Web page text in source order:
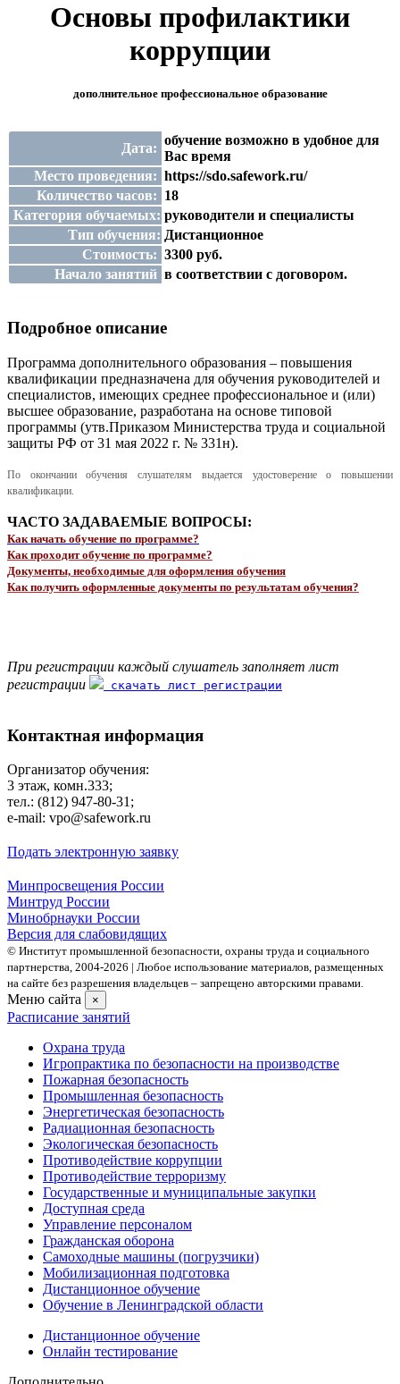
Основы профилактики
коррупции
дополнительное профессиональное образование
Дата:
обучение возможно в удобное для
Вас время
Место проведения: https://sdo.safework.ru/
Количество часов: 18
Категория обучаемых: руководители и специалисты
Тип обучения: Дистанционное
Стоимость: 3300 руб.
Начало занятий в соответствии с договором.
Подробное описание
Программа дополнительного образования – повышения
квалификации предназначена для обучения руководителей и
специалистов, имеющих среднее профессиональное и (или)
высшее образование, разработана на основе типовой
программы (утв.Приказом Министерства труда и социальной
защиты РФ от 31 мая 2022 г. № 331н).
По окончании обучения слушателям выдается удостоверение о повышении
квалификации.
ЧАСТО ЗАДАВАЕМЫЕ ВОПРОСЫ:
Как начать обучение по программе?
Как проходит обучение по программе?
Документы, необходимые для оформления обучения
Как получить оформленные документы по результатам обучения?
При регистрации каждый слушатель заполняет лист
регистрации
скачать лист регистрации
Контактная информация
Организатор обучения:
3 этаж, комн.333;
тел.: (812) 947-80-31;
e-mail: vpo@safework.ru
Подать электронную заявку
Минпросвещения России
Минтруд России
Минобрнауки России
Версия для слабовидящих
© Институт промышленной безопасности, охраны труда и социального
партнерства, 2004- 2026 | Любое использование материалов, размещенных
на сайте без разрешения владельцев – запрещено авторскими правами.
Меню сайта ×
Расписание занятий
Охрана труда
Игропрактика по безопасности на производстве
Пожарная безопасность
Промышленная безопасность
Энергетическая безопасность
Радиационная безопасность
Экологическая безопасность
Противодействие коррупции
Противодействие терроризму
Государственные и муниципальные закупки
Доступная среда
Управление персоналом
Гражданская оборона
Самоходные машины (погрузчики)
Мобилизационная подготовка
Дистанционное обучение
Обучение в Ленинградской области
Дистанционное обучение
Онлайн тестирование